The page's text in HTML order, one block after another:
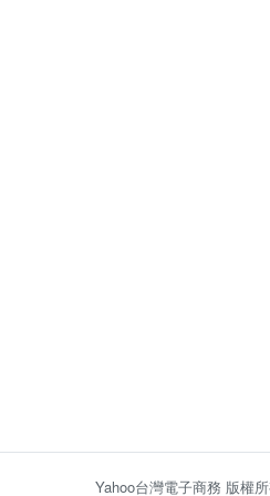
Yahoo台灣電子商務 版權